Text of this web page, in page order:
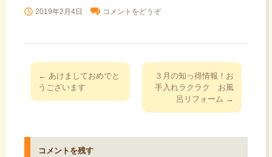
2019年2月4日 コメントをどうぞ
投
稿
ナ
ー
← あけましておめでと
うございます
３月の知っ得情報！お
手入れラクラク お風
呂リフォーム →
コメントを残す